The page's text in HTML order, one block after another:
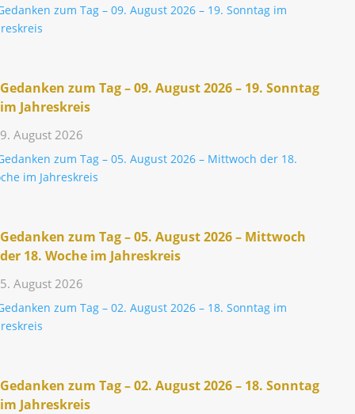
Gedanken zum Tag – 09. August 2026 – 19. Sonntag
im Jahreskreis
9. August 2026
Gedanken zum Tag – 05. August 2026 – Mitt­woch
der 18. Woche im Jahreskreis
5. August 2026
Gedanken zum Tag – 02. August 2026 – 18. Sonntag
im Jahreskreis